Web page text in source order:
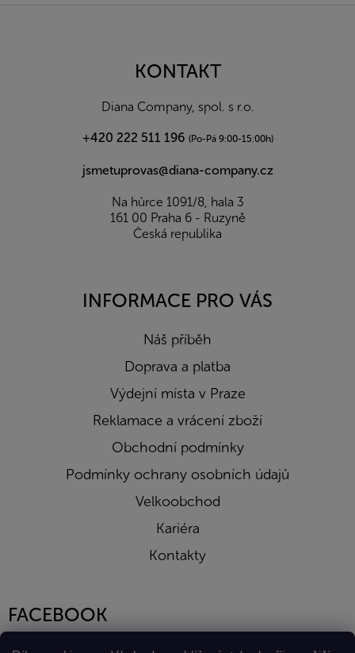
KONTAKT
Diana Company, spol. s r.o.
+420 222 511 196 (Po-Pá 9:00-15:00h)
jsmetuprovas@diana-company.cz
Na hůrce 1091/8, hala 3
161 00 Praha 6 - Ruzyně
Česká republika
INFORMACE PRO VÁS
Náš příběh
Doprava a platba
Výdejní místa v Praze
Reklamace a vrácení zboží
Obchodní podmínky
Podmínky ochrany osobních údajů
Velkoobchod
Kariéra
Kontakty
FACEBOOK